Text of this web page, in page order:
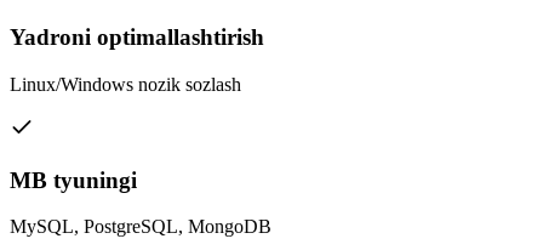
Yadroni optimallashtirish
Linux/Windows nozik sozlash
MB tyuningi
MySQL, PostgreSQL, MongoDB